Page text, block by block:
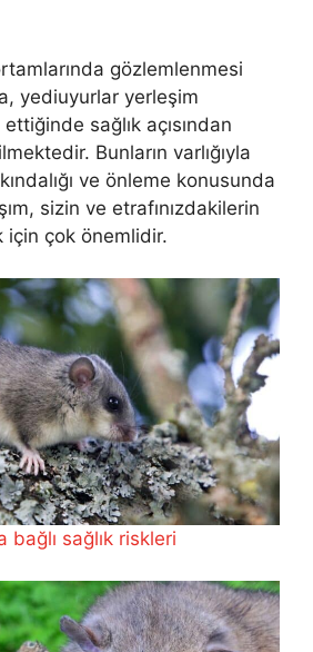
gözlemlenmesi
yediuyurlar yerleşim
sağlık açısından
Bunların varlığıyla
ve önleme konusunda
sizin ve etrafınızdakilerin
için çok önemlidir.
bağlı sağlık riskleri